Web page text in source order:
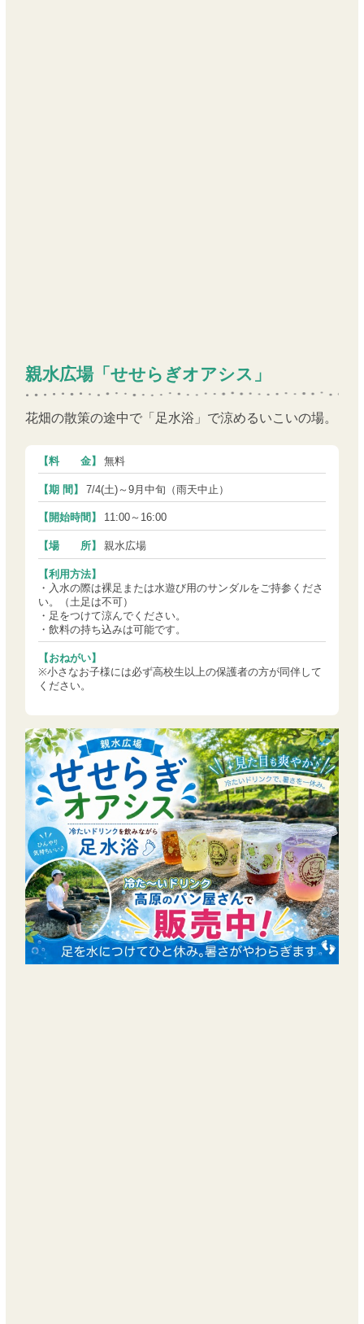
親水広場「せせらぎオアシス」
花畑の散策の途中で「足水浴」で涼めるいこいの場。
【料 金】 無料
【期 間】 7/4(土)～9月中旬（雨天中止）
【開始時間】 11:00～16:00
【場 所】 親水広場
【利用方法】
・入水の際は裸足または水遊び用のサンダルをご持参くださ
い。（土足は不可）
・足をつけて涼んでください。
・飲料の持ち込みは可能です。
【おねがい】
※小さなお子様には必ず高校生以上の保護者の方が同伴して
ください。